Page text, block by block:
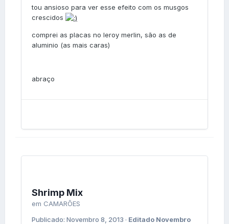
tou ansioso para ver esse efeito com os musgos
crescidos
comprei as placas no leroy merlin, são as de
aluminio (as mais caras)
abraço
Shrimp Mix
em CAMARÕES
Publicado: Novembro 8, 2013 · Editado Novembro